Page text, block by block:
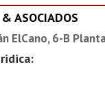
ASOCIADOS
ElCano, 6-B